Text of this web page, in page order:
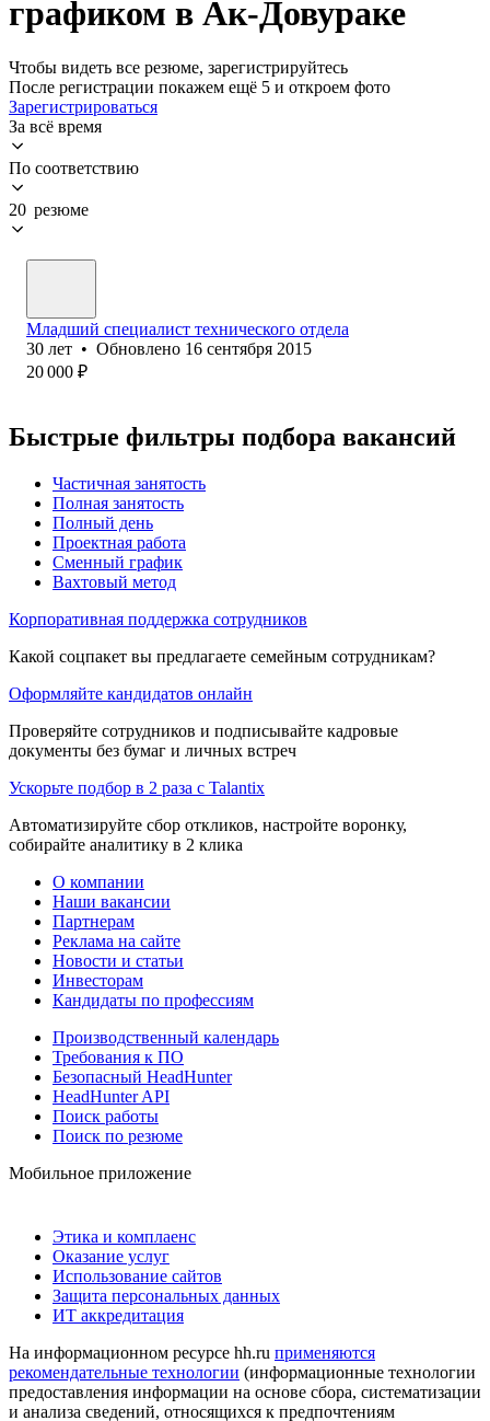
графиком в Ак-Довураке
Чтобы видеть все резюме, зарегистрируйтесь
После регистрации покажем ещё 5 и откроем фото
Зарегистрироваться
За всё время
По соответствию
20 резюме
Младший специалист технического отдела
30 лет • Обновлено 16 сентября 2015
20 000 ₽
Быстрые фильтры подбора вакансий
Частичная занятость
Полная занятость
Полный день
Проектная работа
Сменный график
Вахтовый метод
Корпоративная поддержка сотрудников
Какой соцпакет вы предлагаете семейным сотрудникам?
Оформляйте кандидатов онлайн
Проверяйте сотрудников и подписывайте кадровые
документы без бумаг и личных встреч
Ускорьте подбор в 2 раза с Talantix
Автоматизируйте сбор откликов, настройте воронку,
собирайте аналитику в 2 клика
О компании
Наши вакансии
Партнерам
Реклама на сайте
Новости и статьи
Инвесторам
Кандидаты по профессиям
Производственный календарь
Требования к ПО
Безопасный HeadHunter
HeadHunter API
Поиск работы
Поиск по резюме
Мобильное приложение
Этика и комплаенс
Оказание услуг
Использование сайтов
Защита персональных данных
ИТ аккредитация
На информационном ресурсе hh.ru применяются
рекомендательные технологии (информационные технологии
предоставления информации на основе сбора, систематизации
и анализа сведений, относящихся к предпочтениям